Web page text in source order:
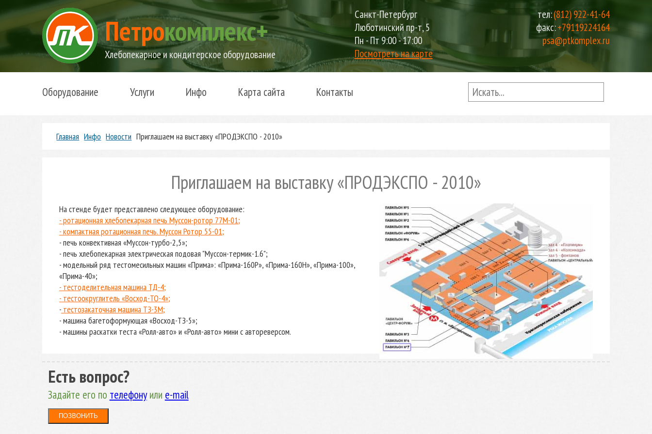
Петрокомплекс+
Хлебопекарное и кондитерское оборудование
Санкт-Петербург
Люботинский пр-т, 5
Пн - Пт 9:00 - 17:00
Посмотреть на карте
тел:(812) 922-41-64
факс:+79119224164
psa@ptkomplex.ru
Оборудование Услуги Инфо Карта сайта Контакты
Главная Инфо Новости Приглашаем на выставку «ПРОДЭКСПО - 2010»
Приглашаем на выставку «ПРОДЭКСПО - 2010»
На стенде будет представлено следующее оборудование:
- ротационная хлебопекарная печь Муссон-ротор 77М-01;
- компактная ротационная печь. Муссон Ротор 55-01;
- печь конвективная «Муссон-турбо-2,5»;
- печь хлебопекарная электрическая подовая "Муссон-термик-1.6";
- модельный ряд тестомесильных машин «Прима»: «Прима-160Р», «Прима-160Н», «Прима-100»,
«Прима-40»;
- тестоделительная машина ТД-4;
- тестоокруглитель «Восход-ТО-4»;
- тестозакаточная машина ТЗ-3М;
- машина багетоформующая «Восход-ТЗ-5»;
- машины раскатки теста «Ролл-авто» и «Ролл-авто» мини с автореверсом.
Есть вопрос?
Задайте его по телефонуили e-mail
ПОЗВОНИТЬ